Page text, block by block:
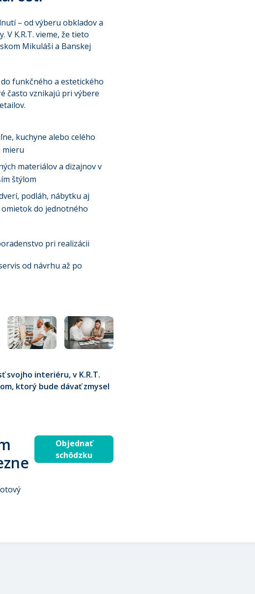
– od výberu obkladov a
K.R.T. vieme, že tieto
Mikuláši a Banskej
funkčného a estetického
často vznikajú pri výbere
kuchyne alebo celého
mieru
materiálov a dizajnov v
štýlom
podláh, nábytku aj
omietok do jednotného
pri realizácii
od návrhu až po
svojho interiéru, v K.R.T.
ktorý bude dávať zmysel
Objednať
schôdzku